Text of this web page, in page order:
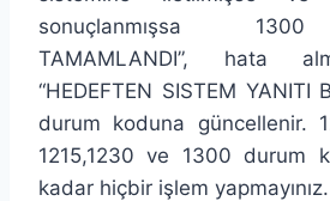
sonuçlanmışsa 1300
TAMAMLANDI”, hata
“HEDEFTEN SISTEM YANITI
durum koduna güncellenir.
1215,1230 ve 1300 durum
kadar hiçbir işlem yapmayınız.